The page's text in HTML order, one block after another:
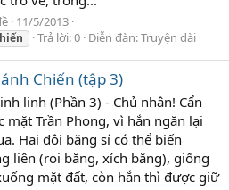
11/5/2013
Trả lời: 0 Diễn đàn:Truyện dài
Chiến (tập 3)
linh (Phần 3) - Chủ nhân! Cẩn
mặt Trần Phong, vì hắn ngăn lại
Hai đôi băng sí có thể biến
liên (roi băng, xích băng), giống
mặt đất, còn hắn thì được giữ